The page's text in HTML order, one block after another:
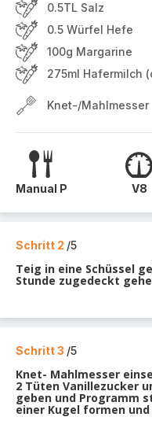
0.5TL Salz
0.5 Würfel Hefe
100g Margarine
275ml Hafermilch
Knet-/Mahlmesser
Manual P V8
Schritt 2 /5
Teig in eine Schüssel
Stunde zugedeckt
Schritt 3 /5
Knet- Mahlmesser
2 Tüten Vanillezucker
geben und Programm
einer Kugel formen